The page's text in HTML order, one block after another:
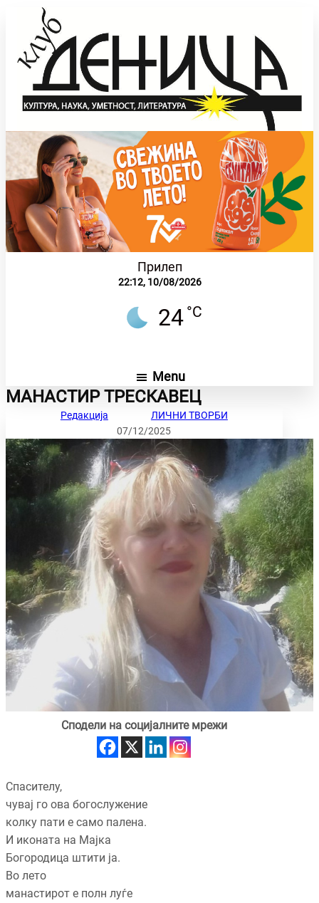
Прилеп
22:12, 10/08/2026
24 °C
Menu
МАНАСТИР ТРЕСКАВЕЦ
Редакција
ЛИЧНИ ТВОРБИ
07/12/2025
Сподели на социјалните мрежи
Спасителу,
чувај го ова богослужение
колку пати е само палена.
И иконата на Мајка
Богородица штити ја.
Во лето
манастирот е полн луѓе